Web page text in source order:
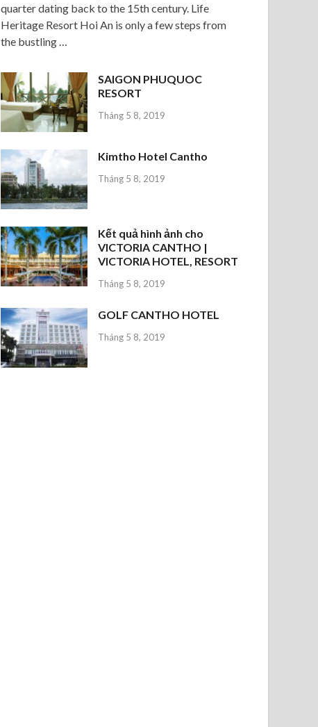
quarter dating back to the 15th century. Life
Heritage Resort Hoi An is only a few steps from
the bustling …
SAIGON PHUQUOC
RESORT
Tháng 5 8, 2019
Kimtho Hotel Cantho
Tháng 5 8, 2019
Kết quả hình ảnh cho
VICTORIA CANTHO |
VICTORIA HOTEL, RESORT
Tháng 5 8, 2019
GOLF CANTHO HOTEL
Tháng 5 8, 2019